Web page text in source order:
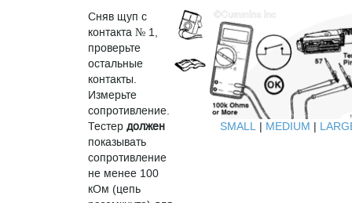
Сняв щуп с
контакта № 1,
проверьте
остальные
контакты.
Измерьте
сопротивление.
Тестердолжен
показывать
сопротивление
не менее 100
кОм (цепь
SMALL | MEDIUM |